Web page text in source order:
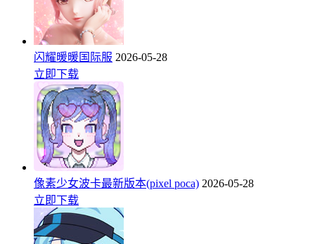
闪耀暖暖国际服 2026-05-28
立即下载
像素少女波卡最新版本(pixel poca) 2026-05-28
立即下载